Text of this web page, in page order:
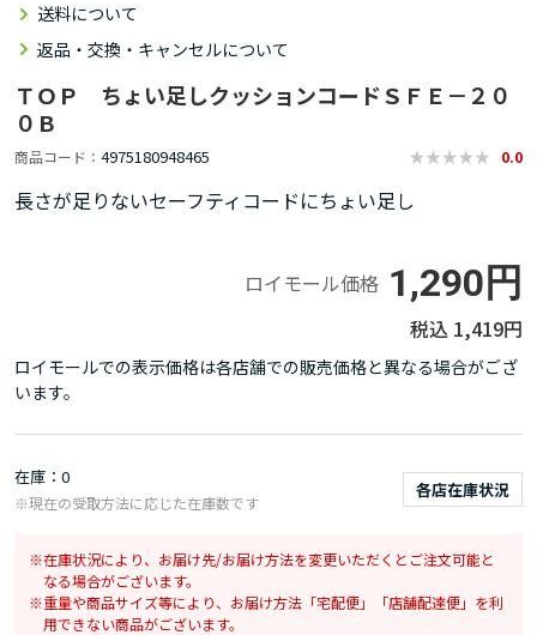
送料について
返品・交換・キャンセルについて
ＴＯＰ ちょい足しクッションコードＳＦＥ－２０
０Ｂ
商品コード 4975180948465 0.0
長さが足りないセーフティコードにちょい足し
ロイモール価格 1,290円
1,419円
ロイモールでの表示価格は各店舗での販売価格と異なる場合がござ
います。
在庫 0
各店在庫状況
※現在の受取方法に応じた在庫数です
在庫状況により、お届け先/お届け方法を変更いただくとご注文可能と
なる場合がございます。
重量や商品サイズ等により、お届け方法「宅配便」「店舗配達便」を利
用できない商品がございます。